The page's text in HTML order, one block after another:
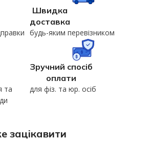
Швидка
доставка
будь-яким перевізником
та
Зручний спосіб
оплати
для фіз. та юр. осіб
зацікавити